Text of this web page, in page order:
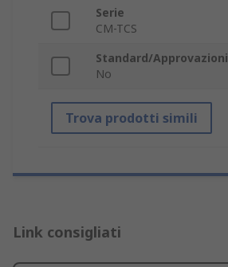
Serie
CM-TCS
Standard/Approvazioni
No
Trova prodotti simili
Link consigliati